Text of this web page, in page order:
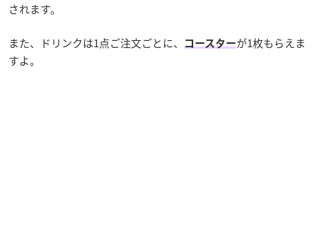
されます。
また、ドリンクは1点ご注文ごとに、 コースターが1枚もらえま
すよ。